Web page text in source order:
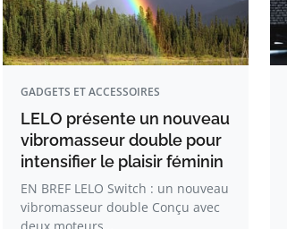
GADGETS ET ACCESSOIRES
LELO présente un nouveau
vibromasseur double pour
intensifier le plaisir féminin
EN BREF LELO Switch : un nouveau
vibromasseur double Conçu avec